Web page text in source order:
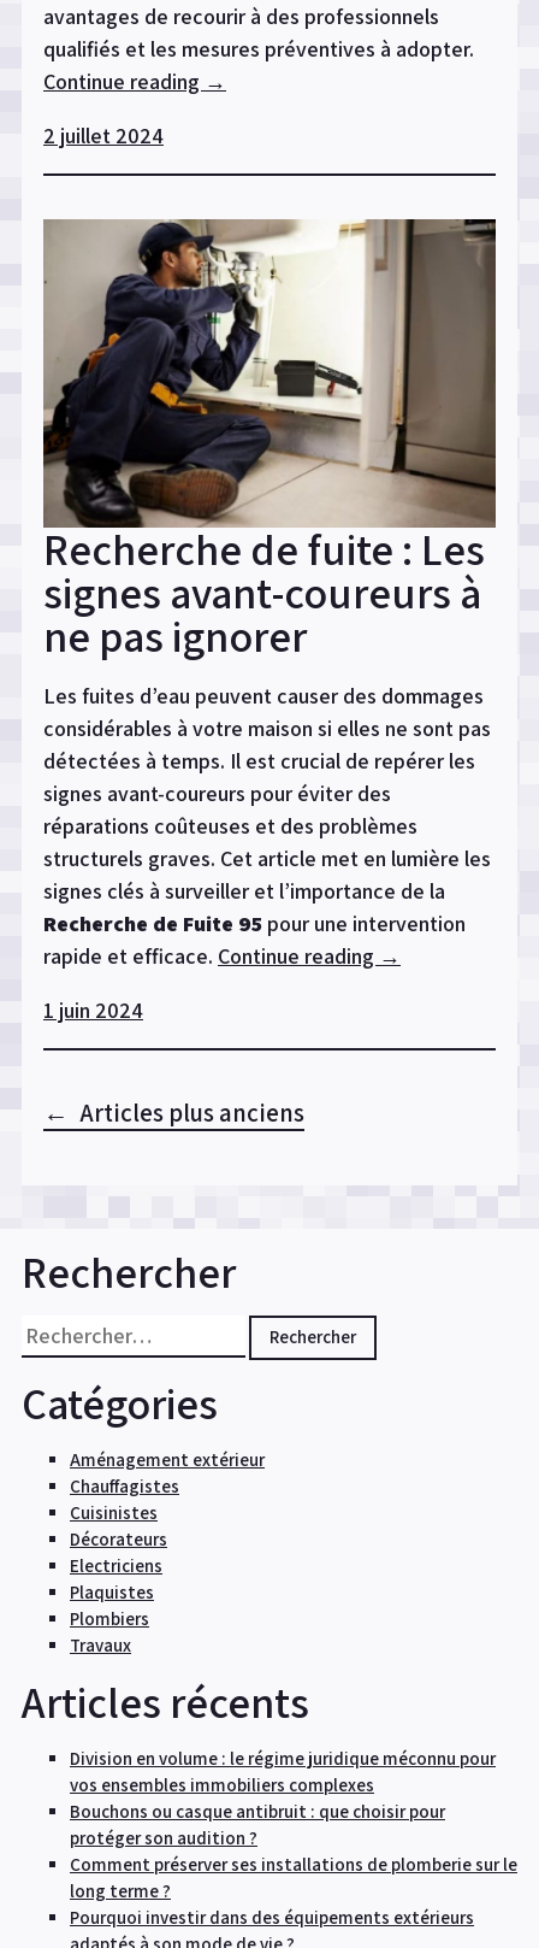
avantages de recourir à des professionnels
qualifiés et les mesures préventives à adopter.
Continue reading « Débouchage
McMasterville
Expertise
assurée »
→
2 juillet 2024
Recherche de fuite : Les
signes avant-coureurs à
ne pas ignorer
Les fuites d’eau peuvent causer des dommages
considérables à votre maison si elles ne sont pas
détectées à temps. Il est crucial de repérer les
signes avant-coureurs pour éviter des
réparations coûteuses et des problèmes
structurels graves. Cet article met en lumière les
signes clés à surveiller et l’importance de la
Recherche de Fuite 95 pour une intervention
rapide et efficace. Continue reading « Recherche
:
coureurs
→
1 juin 2024
Navigation
des
articles
Articles plus anciens
Rechercher
Rechercher :
Catégories
Aménagement extérieur
Chauffagistes
Cuisinistes
Décorateurs
Electriciens
Plaquistes
Plombiers
Travaux
Articles récents
Division en volume : le régime juridique méconnu pour
vos ensembles immobiliers complexes
Bouchons ou casque antibruit : que choisir pour
protéger son audition ?
Comment préserver ses installations de plomberie sur le
long terme ?
Pourquoi investir dans des équipements extérieurs